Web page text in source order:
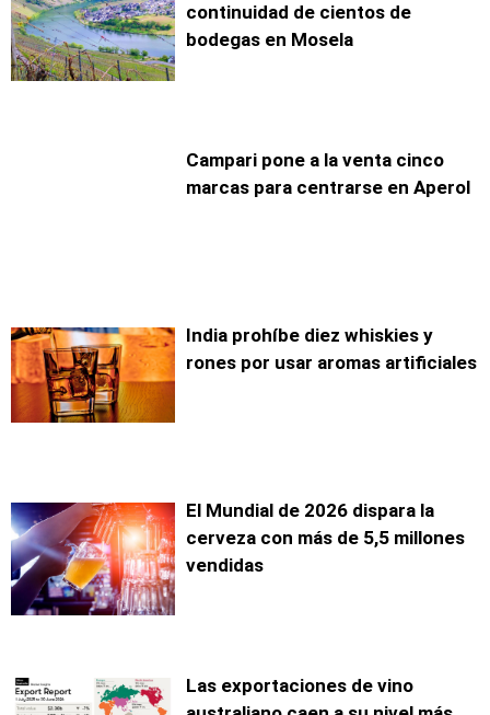
continuidad de cientos de
bodegas en Mosela
Campari pone a la venta cinco
marcas para centrarse en Aperol
India prohíbe diez whiskies y
rones por usar aromas artificiales
El Mundial de 2026 dispara la
cerveza con más de 5,5 millones
vendidas
Las exportaciones de vino